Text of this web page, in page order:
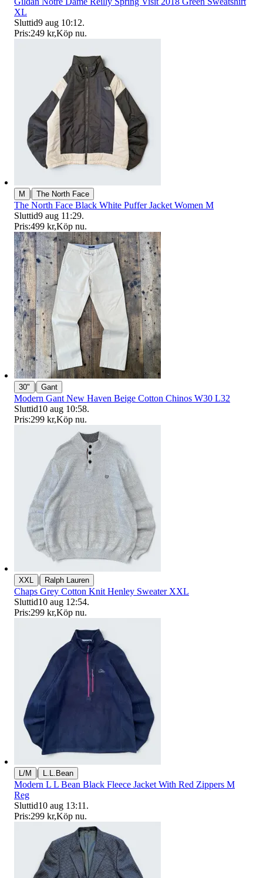
XL
Sluttid9 aug 10:12.
Pris:249 kr,Köp nu.
M | The North Face
The North Face Black White Puffer Jacket Women M
Sluttid9 aug 11:29.
Pris:499 kr,Köp nu.
30" | Gant
Modern Gant New Haven Beige Cotton Chinos W30 L32
Sluttid10 aug 10:58.
Pris:299 kr,Köp nu.
XXL | Ralph Lauren
Chaps Grey Cotton Knit Henley Sweater XXL
Sluttid10 aug 12:54.
Pris:299 kr,Köp nu.
L/M | L.L.Bean
Modern L L Bean Black Fleece Jacket With Red Zippers M
Reg
Sluttid10 aug 13:11 .
Pris:299 kr,Köp nu.